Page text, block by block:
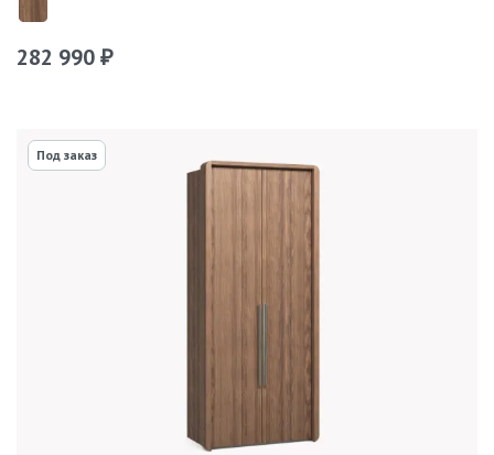
282 990 ₽
Под заказ